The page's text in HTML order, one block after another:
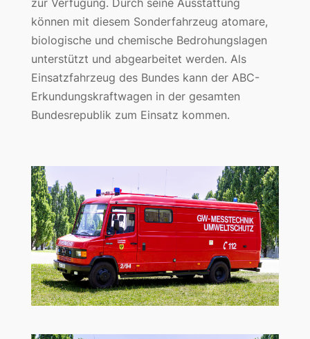
zur Verfügung. Durch seine Ausstattung
können mit diesem Sonderfahrzeug atomare,
biologische und chemische Bedrohungslagen
unterstützt und abgearbeitet werden. Als
Einsatzfahrzeug des Bundes kann der ABC-
Erkundungskraftwagen in der gesamten
Bundesrepublik zum Einsatz kommen.